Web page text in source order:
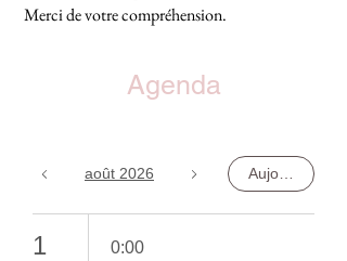
Merci de votre compréhension.
Agenda
août 2026 Aujourd'hui
1 0:00